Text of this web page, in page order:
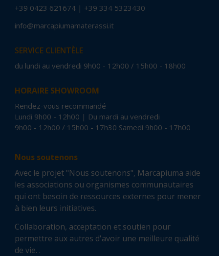
+39 0423 621674 | +39 334 5323430
info@marcapiumamaterassi.it
SERVICE CLIENTÈLE
du lundi au vendredi 9h00 - 12h00 / 15h00 - 18h00
HORAIRE SHOWROOM
Rendez-vous recommandé
Lundi 9h00 - 12h00 | Du mardi au vendredi
9h00 - 12h00 / 15h00 - 17h30 Samedi 9h00 - 17h00
Nous soutenons
Avec le projet "Nous soutenons", Marcapiuma aide
les associations ou organismes communautaires
qui ont besoin de ressources externes pour mener
à bien leurs initiatives.
Collaboration, acceptation et soutien pour
permettre aux autres d'avoir une meilleure qualité
de vie. .